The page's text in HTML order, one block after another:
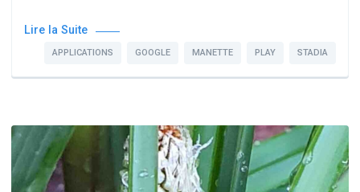
Lire la Suite
APPLICATIONS GOOGLE MANETTE PLAY STADIA